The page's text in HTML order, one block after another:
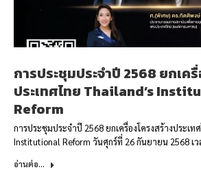
การประชุมประจำปี 2568 ยกเค
ประเทศไทย Thailand’s
Reform
การประชุมประจำปี 2568 ยกเครื่องโครงสร้างประเท
Institutional Reform วันศุกร์ที่ 26 กันยายน 2568 เ
อ่านต่อ...